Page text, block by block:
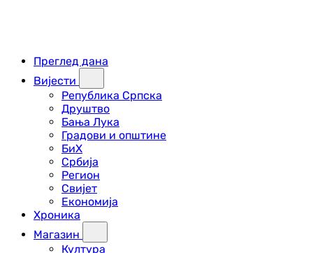
Преглед дана
Вијести
Република Српска
Друштво
Бања Лука
Градови и општине
БиХ
Србија
Регион
Свијет
Економија
Хроника
Магазин
Култура